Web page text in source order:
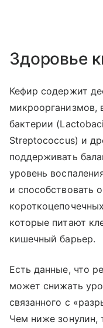
Здоровье
Кефир содержит
микроорганизмов,
бактерии
Streptococcus) и
поддерживать
уровень
и способствовать
которые питают
кишечный барьер.
Есть данные, что
может снижать
связанного с
Чем ниже зонулин,